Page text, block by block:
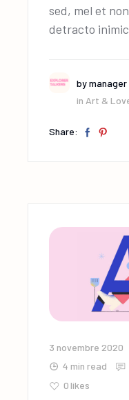
sed, mel et
detracto
bymanager
in Art &
Share:
3 novembre 2020
4 min read
0 likes